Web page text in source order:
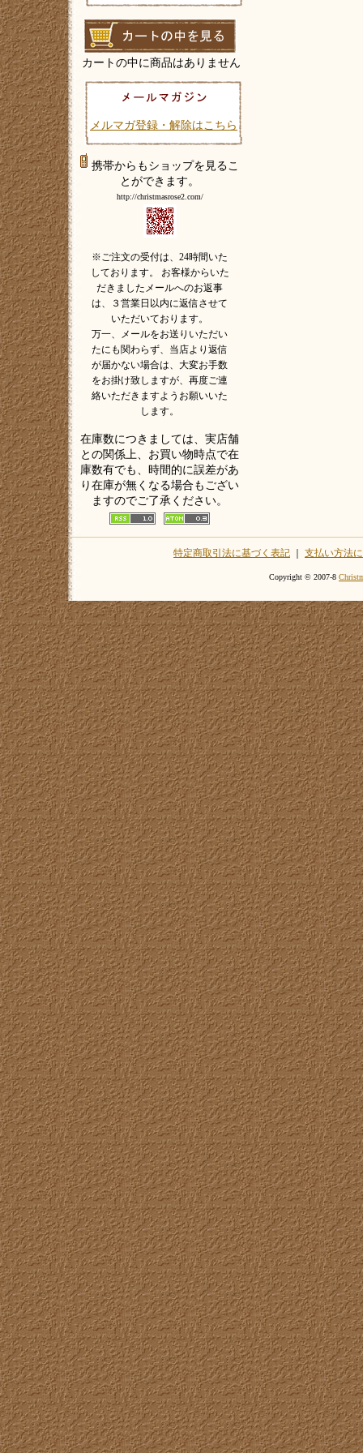
カートの中に商品はありません
メルマガ登録・解除はこちら
携帯からもショップを見るこ
とができます。
http://christmasrose2.com/
※ご注文の受付は、24時間いた
しております。 お客様からいた
だきましたメールへのお返事
は、３営業日以内に返信させて
いただいております。
万一、メールをお送りいただい
たにも関わらず、当店より返信
が届かない場合は、大変お手数
をお掛け致しますが、再度ご連
絡いただきますようお願いいた
します。
在庫数につきましては、実店舗
との関係上、お買い物時点で在
庫数有でも、時間的に誤差があ
り在庫が無くなる場合もござい
ますのでご了承ください。
特定商取引法に基づく表記 支払い方法
Copyright © 2007-8